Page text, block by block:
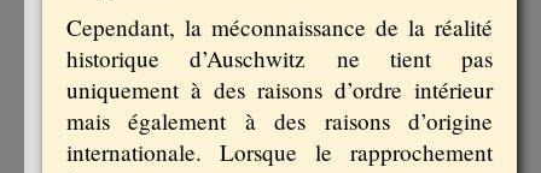
Cependant, la méconnaissance de la réalité
historique d’Auschwitz ne tient pas
uniquement à des raisons d’ordre intérieur
mais également à des raisons d’origine
internationale. Lorsque le rapprochement